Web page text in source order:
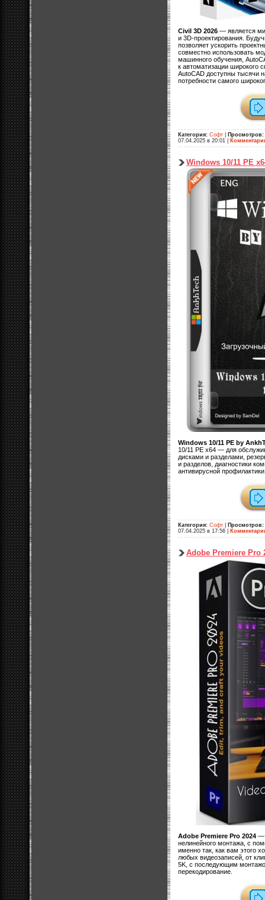
Civil 3D 2026 — является
и 3D-проектирования.
позволяет ускорить
совместно использовать
машинного обучения,
к автоматизации широкого
AutoCAD доступны тысячи
потребности самого
Категория: Софт Просмотров:
07.04.2025 в 20:01
Windows 10/11 PE
Windows 10/11 PE by
10/11 PE x64 — для
дисками и разделами,
и разделов, диагностики
антивирусной
Категория: Софт Просмотров:
07.04.2025 в 17:56
Adobe Premiere Pro
Adobe Premiere Pro 2024 —
нелинейного монтажа, с
именно так, как вам этого
любых видеозаписей, от
5K, с последующим
перекодирование.